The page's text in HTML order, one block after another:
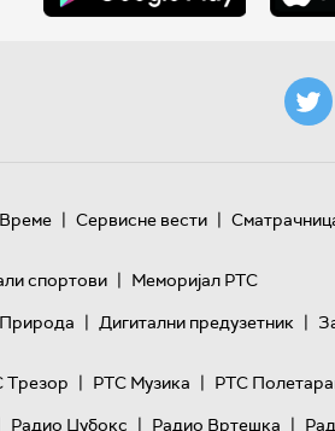
Време | Сервисне вести |
спортови | Меморијал РТС
Природа | Дигитални предузетник |
Трезор | РТС Музика | РТС
Радио Џубокс | Радио Вртешка |